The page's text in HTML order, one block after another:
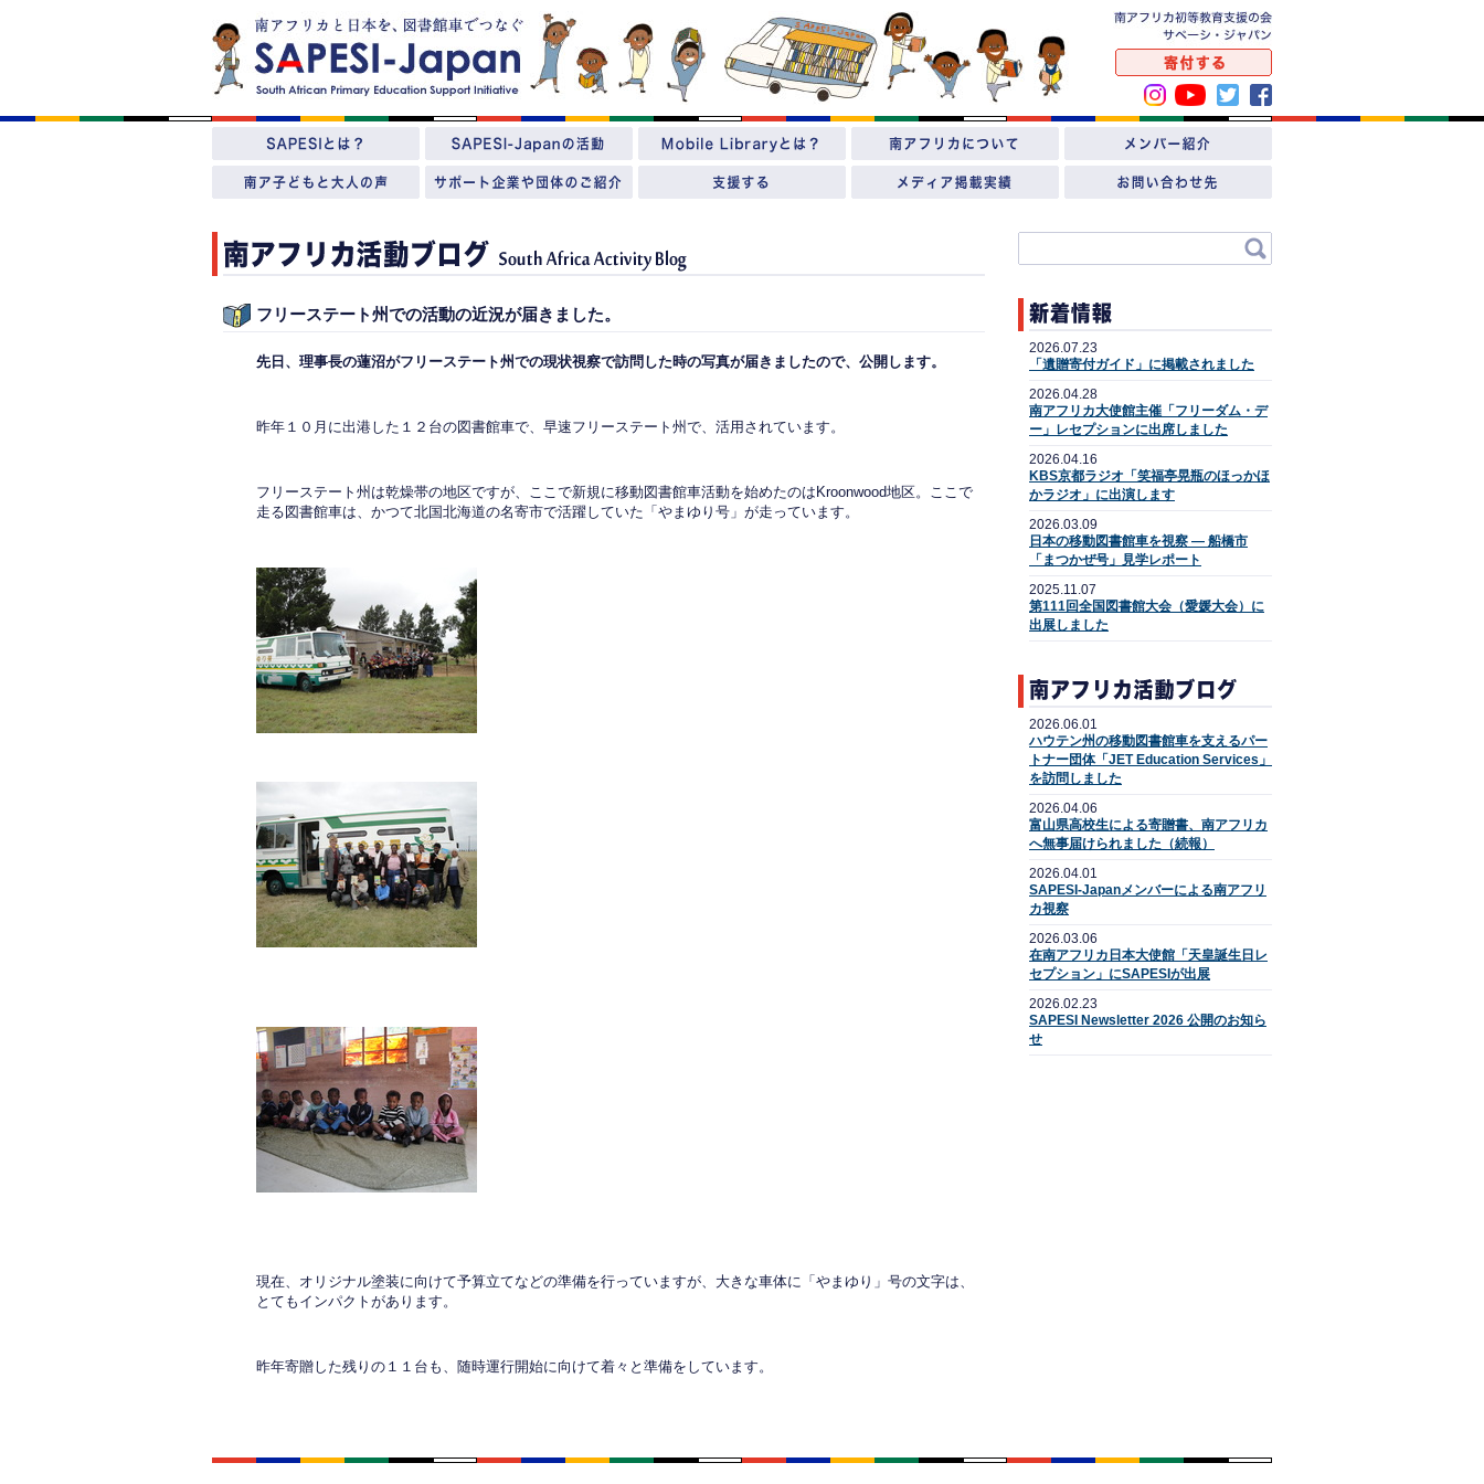
フリーステート州での活動の近況が届きました。
先日、理事長の蓮沼がフリーステート州での現状視察で訪問した時の写真が届きましたので、公開します。
昨年１０月に出港した１２台の図書館車で、早速フリーステート州で、活用されています。
フリーステート州は乾燥帯の地区ですが、ここで新規に移動図書館車活動を始めたのはKroonwood地区。ここで
走る図書館車は、かつて北国北海道の名寄市で活躍していた「やまゆり号」が走っています。
現在、オリジナル塗装に向けて予算立てなどの準備を行っていますが、大きな車体に「やまゆり」号の文字は、
とてもインパクトがあります。
昨年寄贈した残りの１１台も、随時運行開始に向けて着々と準備をしています。
2026.07.23
「遺贈寄付ガイド」に掲載されました
2026.04.28
南アフリカ大使館主催「フリーダム・デ
ー」レセプションに出席しました
2026.04.16
KBS京都ラジオ「笑福亭晃瓶のほっかほ
かラジオ」に出演します
2026.03.09
日本の移動図書館車を視察 ― 船橋市
「まつかぜ号」見学レポート
2025.11.07
第111回全国図書館大会（愛媛大会）に
出展しました
2026.06.01
ハウテン州の移動図書館車を支えるパー
トナー団体「JET Education Services」
を訪問しました
2026.04.06
富山県高校生による寄贈書、南アフリカ
へ無事届けられました（続報）
2026.04.01
SAPESI-Japanメンバーによる南アフリ
カ視察
2026.03.06
在南アフリカ日本大使館「天皇誕生日レ
セプション」にSAPESIが出展
2026.02.23
SAPESI Newsletter 2026 公開のお知ら
せ